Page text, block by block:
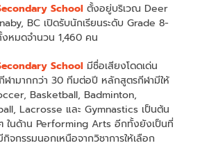
School ตั้งอยู่บริเวณ Deer
BC เปิดรับนักเรียนระดับ Grade 8-
หมดจำนวน 1,460 คน
School มีชื่อเสียงโดดเด่น
ฬามากกว่า 30 ทีมต่อปี หลักสูตรกีฬามีให้
Basketball, Badminton,
Lacrosse และ Gymnastics เป็นต้น
ในด้าน Performing Arts อีกทั้งยังเป็นที่
กิจกรรมนอกเหนือจากวิชาการให้เลือก